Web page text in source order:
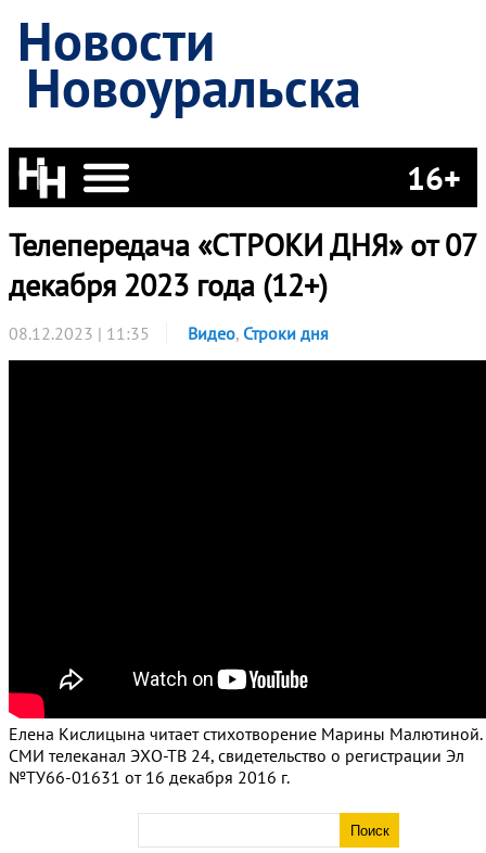
Новости
Новоуральска
16+
Телепередача «СТРОКИ ДНЯ» от 07
декабря 2023 года (12+)
08.12.2023 | 11:35 Видео, Строки дня
Елена Кислицына читает стихотворение Марины Малютиной.
СМИ телеканал ЭХО-ТВ 24, свидетельство о регистрации Эл
№ТУ66-01631 от 16 декабря 2016 г.